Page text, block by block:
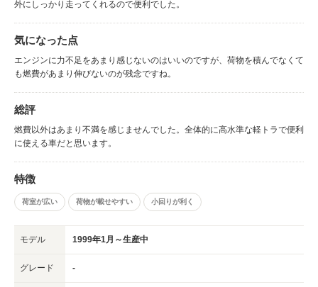
外にしっかり走ってくれるので便利でした。
気になった点
エンジンに力不足をあまり感じないのはいいのですが、荷物を積んでなくて
も燃費があまり伸びないのが残念ですね。
総評
燃費以外はあまり不満を感じませんでした。全体的に高水準な軽トラで便利
に使える車だと思います。
特徴
荷室が広い 荷物が載せやすい 小回りが利く
モデル 1999年1月～生産中
グレード -